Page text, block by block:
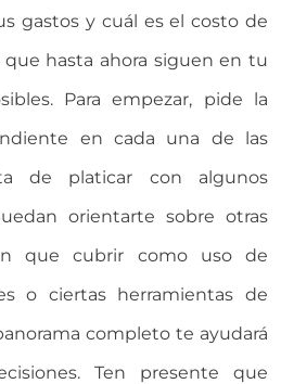
gastos y cuál es el costo de
que hasta ahora siguen en tu
Para empezar, pide la
en cada una de las
de platicar con algunos
orientarte sobre otras
que cubrir como uso de
o ciertas herramientas de
completo te ayudará
Ten presente que